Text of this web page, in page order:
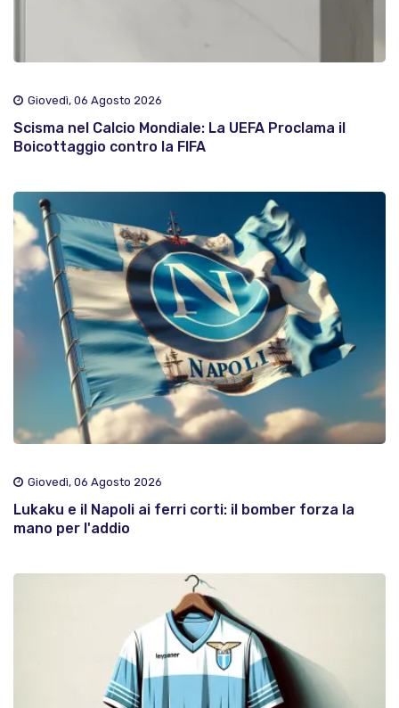
Giovedì, 06 Agosto 2026
Scisma nel Calcio Mondiale: La UEFA Proclama il
Boicottaggio contro la FIFA
Giovedì, 06 Agosto 2026
Lukaku e il Napoli ai ferri corti: il bomber forza la
mano per l'addio